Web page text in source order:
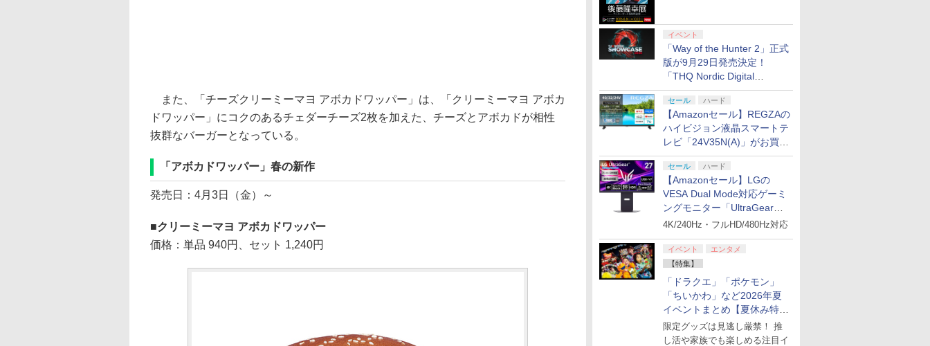
イベント
「Way of the Hunter 2」正式
版が9月29日発売決定！
「THQ Nordic Digital
Showcase 2026」まとめ
セール ハード
【Amazonセール】REGZAの
ハイビジョン液晶スマートテ
レビ「24V35N(A)」がお買い
得！
セール ハード
【Amazonセール】LGの
VESA Dual Mode対応ゲーミ
ングモニター「UltraGear
27G850A-B」がお買い得！
4K/240Hz・フルHD/480Hz対応
イベント
エンタメ
【特集】
「ドラクエ」「ポケモン」
「ちいかわ」など2026年夏
イベントまとめ【夏休み特
集】
限定グッズは見逃し厳禁！ 推
し活や家族でも楽しめる注目イ
また、「チーズクリーミーマヨ アボカドワッパー」は、「クリーミーマヨ アボカ
ドワッパー」にコクのあるチェダーチーズ2枚を加えた、チーズとアボカドが相性
抜群なバーガーとなっている。
「アボカドワッパー」春の新作
発売日：4月3日（金）～
クリーミーマヨ アボカドワッパー
価格：単品 940円、セット 1,240円